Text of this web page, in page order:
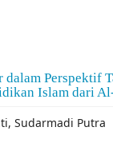
dalam Perspektif
Islam dari
Sudarmadi Putra